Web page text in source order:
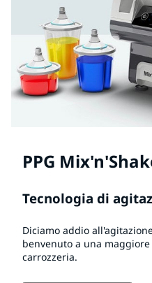
PPG
Tecnologia di
Diciamo addio
benvenuto a una
carrozzeria.